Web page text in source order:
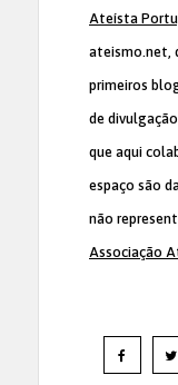
Ateísta
ateismo.net,
primeiros
de
que aqui
espaço são
não
Associação